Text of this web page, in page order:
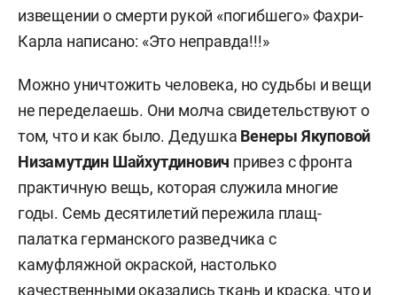
извещении о смерти рукой «погибшего» Фахри-
Карла написано: «Это неправда!!!»
Можно уничтожить человека, но судьбы и вещи
не переделаешь. Они молча свидетельствуют о
том, что и как было. Дедушка Венеры Якуповой
Низамутдин Шайхутдинович привез с фронта
практичную вещь, которая служила многие
годы. Семь десятилетий пережила плащ-
палатка германского разведчика с
камуфляжной окраской, настолько
качественными оказались ткань и краска, что и